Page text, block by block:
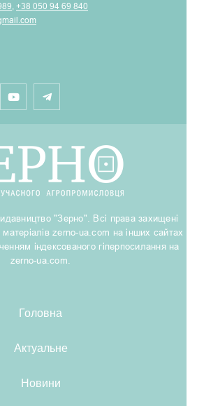
, +38 050 94 69 840
"Зерно". Всі права захищені
zerno-ua.com на інших сайтах
індексованого гіперпосилання на
zerno-ua.com.
Головна
Актуальне
Новини